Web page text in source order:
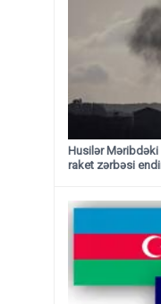
Husilər
raket zərbəsi